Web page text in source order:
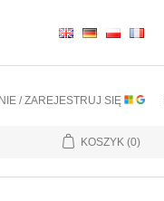
/ ZAREJESTRUJ SIĘ
KOSZYK (0)